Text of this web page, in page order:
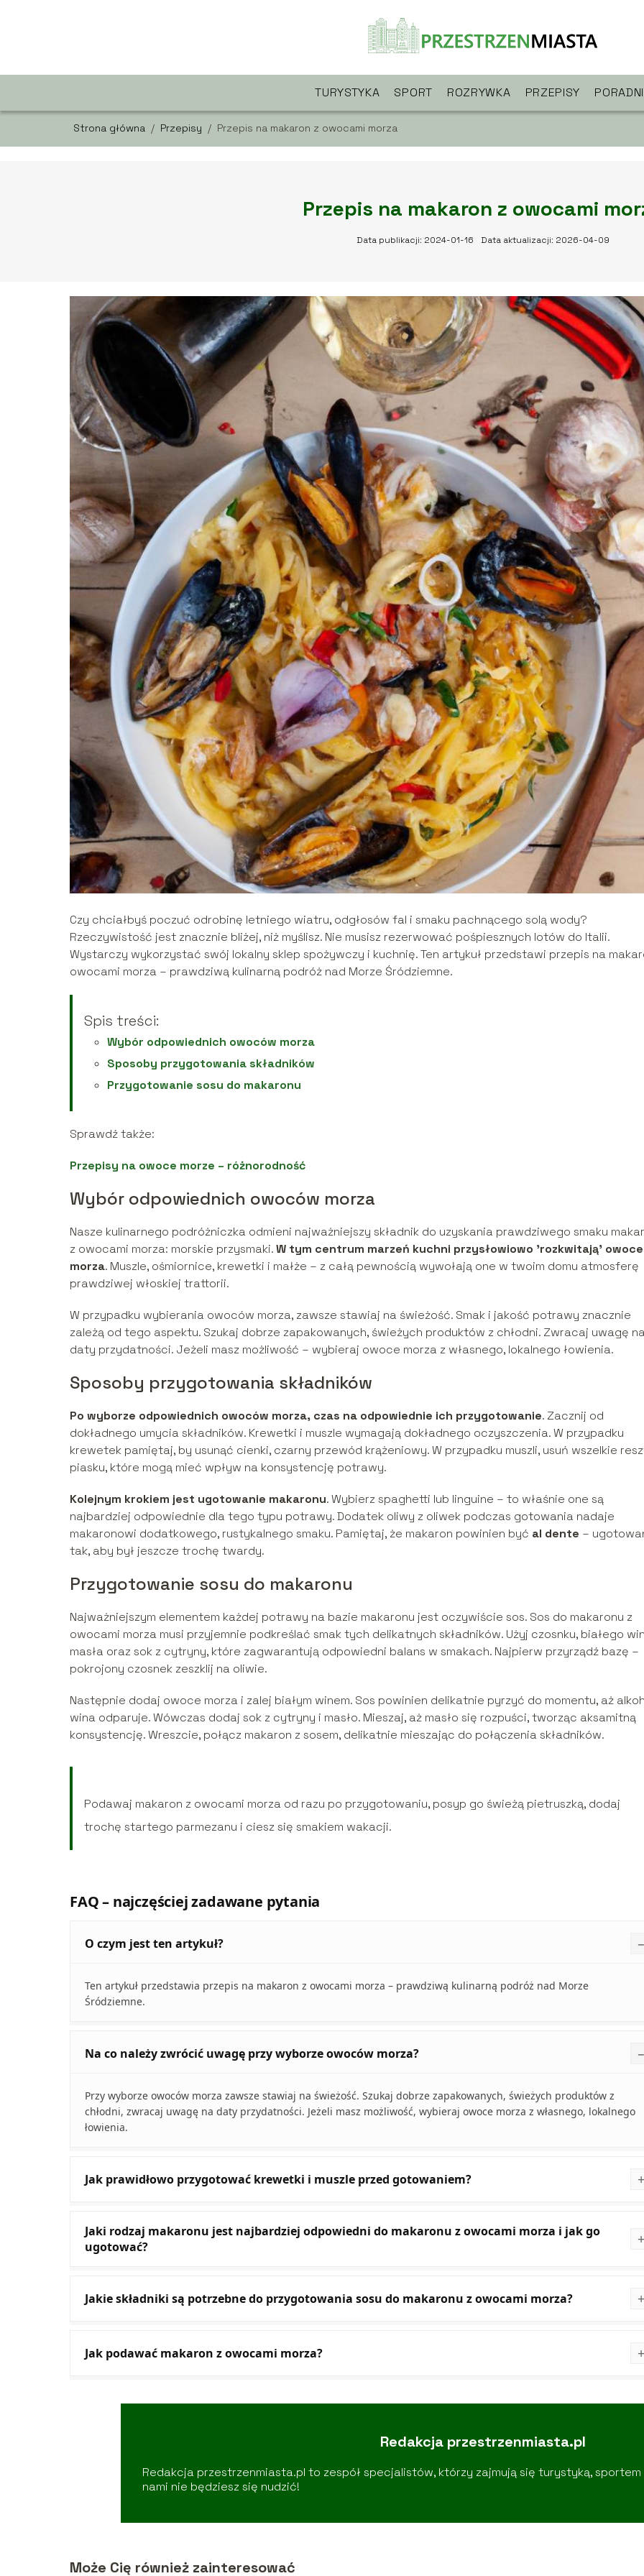
TURYSTYKA SPORT ROZRYWKA PRZEPISY
Strona główna / Przepisy / Przepis na makaron z owocami morza
Przepis na makaron z owocami
Data publikacji: 2024-01-16 Data aktualizacji: 2026-04-09
Czy chciałbyś poczuć odrobinę letniego wiatru, odgłosów fal i smaku pachnącego solą wody?
Rzeczywistość jest znacznie bliżej, niż myślisz. Nie musisz rezerwować pośpiesznych lotów do Italii.
Wystarczy wykorzystać swój lokalny sklep spożywczy i kuchnię. Ten artykuł przedstawi przepis na
owocami morza – prawdziwą kulinarną podróż nad Morze Śródziemne.
Spis treści:
Wybór odpowiednich owoców morza
Sposoby przygotowania składników
Przygotowanie sosu do makaronu
Sprawdź także:
Przepisy na owoce morze – różnorodność
Wybór odpowiednich owoców morza
Nasze kulinarnego podróżniczka odmieni najważniejszy składnik do uzyskania prawdziwego smaku
z owocami morza: morskie przysmaki.W tym centrum marzeń kuchni przysłowiowo 'rozkwitają’ owoce
morza. Muszle, ośmiornice, krewetki i małże – z całą pewnością wywołają one w twoim domu atmosferę
prawdziwej włoskiej trattorii.
W przypadku wybierania owoców morza, zawsze stawiaj na świeżość. Smak i jakość potrawy znacznie
zależą od tego aspektu. Szukaj dobrze zapakowanych, świeżych produktów z chłodni. Zwracaj uwagę
daty przydatności. Jeżeli masz możliwość – wybieraj owoce morza z własnego, lokalnego łowienia.
Sposoby przygotowania składników
Po wyborze odpowiednich owoców morza, czas na odpowiednie ich przygotowanie. Zacznij od
dokładnego umycia składników. Krewetki i muszle wymagają dokładnego oczyszczenia. W przypadku
krewetek pamiętaj, by usunąć cienki, czarny przewód krążeniowy. W przypadku muszli, usuń wszelkie
piasku, które mogą mieć wpływ na konsystencję potrawy.
Kolejnym krokiem jest ugotowanie makaronu. Wybierz spaghetti lub linguine – to właśnie one są
najbardziej odpowiednie dla tego typu potrawy. Dodatek oliwy z oliwek podczas gotowania nadaje
makaronowi dodatkowego, rustykalnego smaku. Pamiętaj, że makaron powinien być al dente –
tak, aby był jeszcze trochę twardy.
Przygotowanie sosu do makaronu
Najważniejszym elementem każdej potrawy na bazie makaronu jest oczywiście sos. Sos do makaronu z
owocami morza musi przyjemnie podkreślać smak tych delikatnych składników. Użyj czosnku, białego
masła oraz sok z cytryny, które zagwarantują odpowiedni balans w smakach. Najpierw przyrządź bazę –
pokrojony czosnek zeszklij na oliwie.
Następnie dodaj owoce morza i zalej białym winem. Sos powinien delikatnie pyrzyć do momentu, aż
wina odparuje. Wówczas dodaj sok z cytryny i masło. Mieszaj, aż masło się rozpuści, tworząc aksamitną
konsystencję. Wreszcie, połącz makaron z sosem, delikatnie mieszając do połączenia składników.
Podawaj makaron z owocami morza od razu po przygotowaniu, posyp go świeżą pietruszką, dodaj
trochę startego parmezanu i ciesz się smakiem wakacji.
FAQ – najczęściej zadawane pytania
O czym jest ten artykuł?
Ten artykuł przedstawia przepis na makaron z owocami morza – prawdziwą kulinarną podróż nad Morze
Śródziemne.
Na co należy zwrócić uwagę przy wyborze owoców morza?
Przy wyborze owoców morza zawsze stawiaj na świeżość. Szukaj dobrze zapakowanych, świeżych produktów z
chłodni, zwracaj uwagę na daty przydatności. Jeżeli masz możliwość, wybieraj owoce morza z własnego, lokalnego
łowienia.
Jak prawidłowo przygotować krewetki i muszle przed gotowaniem?
Jaki rodzaj makaronu jest najbardziej odpowiedni do makaronu z owocami morza i jak go
ugotować?
Jakie składniki są potrzebne do przygotowania sosu do makaronu z owocami morza?
Jak podawać makaron z owocami morza?
Redakcja przestrzenmiasta.pl
Redakcja przestrzenmiasta.pl to zespół specjalistów, którzy zajmują się turystyką,
nami nie będziesz się nudzić!
Może Cię również zainteresować